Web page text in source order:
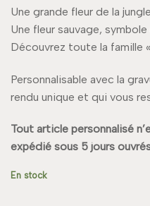
Une grande fleur de la
Une fleur sauvage,
Découvrez toute la famille «
Personnalisable avec la
rendu unique et qui vous
Tout article personnalisé
expédié sous 5 jours
En stock